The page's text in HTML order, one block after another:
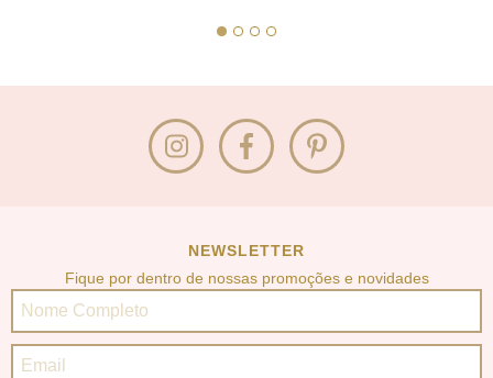
NEWSLETTER
Fique por dentro de nossas promoções e novidades